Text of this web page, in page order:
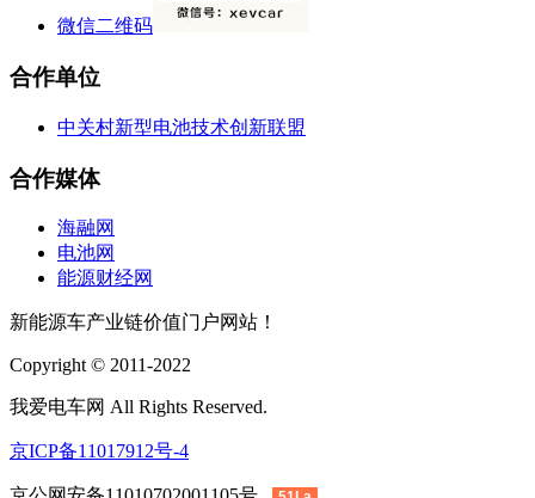
微信二维码
合作单位
中关村新型电池技术创新联盟
合作媒体
海融网
电池网
能源财经网
新能源车产业链价值门户网站！
Copyright © 2011-2022
我爱电车网 All Rights Reserved.
京ICP备11017912号-4